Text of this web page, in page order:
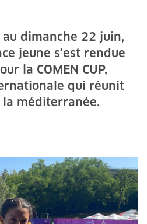
dimanche 22 juin,
jeune s’est rendue
la COMEN CUP,
qui réunit
la méditerranée.